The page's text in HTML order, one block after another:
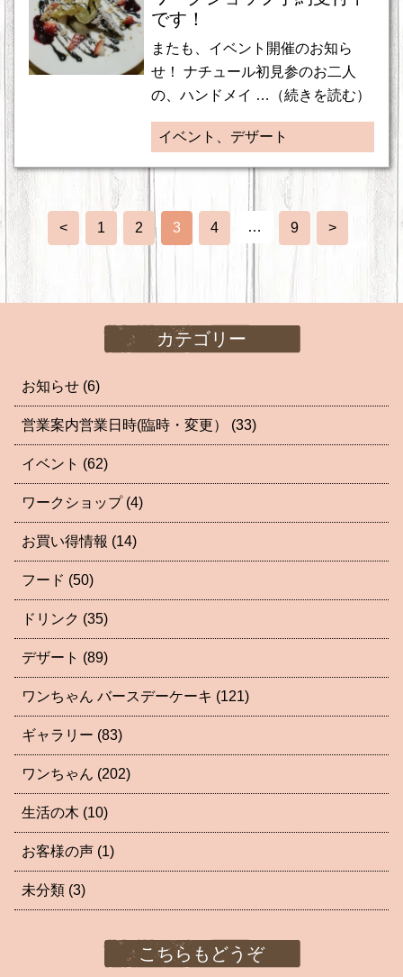
です！
またも、イベント開催のお知ら
せ！ ナチュール初見参のお二人
の、ハンドメイ …（続きを読む）
イベント、デザート
< 1 2 3 4 … 9 >
カテゴリー
お知らせ (6)
営業案内営業日時(臨時・変更） (33)
イベント (62)
ワークショップ (4)
お買い得情報 (14)
フード (50)
ドリンク (35)
デザート (89)
ワンちゃん バースデーケーキ (121)
ギャラリー (83)
ワンちゃん (202)
生活の木 (10)
お客様の声 (1)
未分類 (3)
こちらもどうぞ